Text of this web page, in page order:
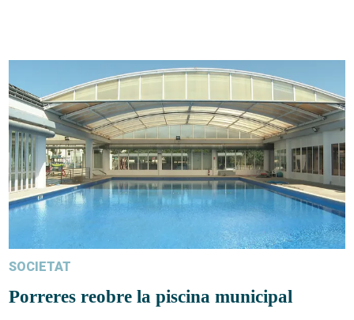
SOCIETAT
Porreres reobre la piscina municipal